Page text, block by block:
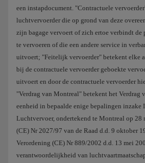
een instapdocument. "Contractuele
luchtvervoerder die op grond van deze
zijn bagage vervoert of zich ertoe verbindt de
te vervoeren of die een andere service in
uitvoert; "Feitelijk vervoerder" betekent elke
bij de contractuele vervoerder geboekte
uitvoert en door de contractuele vervoerder
"Verdrag van Montreal" betekent het Verdrag
eenheid in bepaalde enige bepalingen inzake
Luchtvervoer, ondertekend te Montreal op 28
(CE) Nr 2027/97 van de Raad d.d. 9 oktober
Verordening (CE) Nr 889/2002 d.d. 13 mei
verantwoordelijkheid van